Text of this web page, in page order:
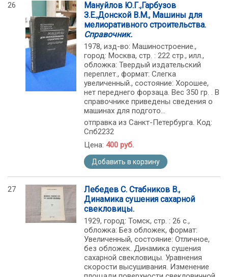
26
Мануйлов Ю.Г.,Гарбузов
З.Е.,Донской В.М., Машины для
мелиоративного строительства.
Справочник.
1978, изд-во: Машиностроение.,
город: Москва, стр. : 222 стр., илл.,
обложка: Твердый издательский
переплет., формат: Слегка
увеличенный., состояние: Хорошее,
нет переднего форзаца. Вес 350 гр. . В
справочнике приведены сведения о
машинах для подгото...
отправка из Санкт-Петербурга. Код:
Спб2232
Цена: 400 руб.
Добавить в корзину
27
Лебедев С. Стабников В.,
Динамика сушения сахарной
свекловицы.
1929, город: Томск, стр. : 26 с.,
обложка: Без обложек, формат:
Увеличенный, состояние: Отличное,
без обложек. Динамика сушения
сахарной свекловицы. Уравнения
скорости высушивания. Изменение